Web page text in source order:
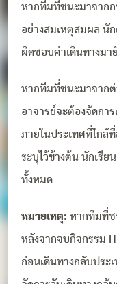
หากทีมที่ชนะมาจากก
อย่างสมเหตุสมผล นัก
ผิดชอบค่าเดินทางมา
หากทีมที่ชนะมาจาก
อาจารย์จะต้องจัดกา
ภายในประเทศที่ใกล้
ระบุไว้ข้างต้น นักเรีย
ทั้งหมด
หมายเหตุ: หากทีมที่ช
หลังจากจบกิจกรรม
ก่อนเดินทางกลับประ